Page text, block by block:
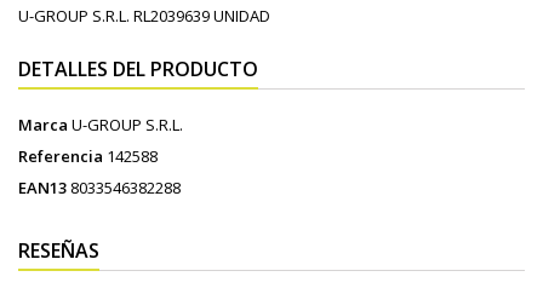
U-GROUP S.R.L. RL2039639 UNIDAD
DETALLES DEL PRODUCTO
Marca U-GROUP S.R.L.
Referencia 142588
EAN13 8033546382288
RESEÑAS